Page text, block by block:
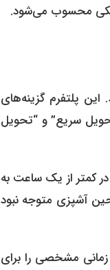
پلتفرم گزینه‌های
سریع” و “تحویل
کمتر از یک ساعت به
آشپزی متوجه نبود
زمانی مشخصی را برای